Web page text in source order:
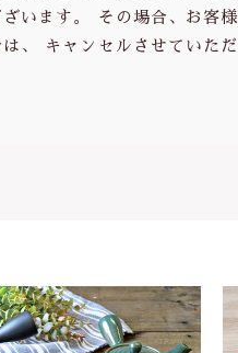
います。 その場合、お客様
、 キャンセルさせていただ